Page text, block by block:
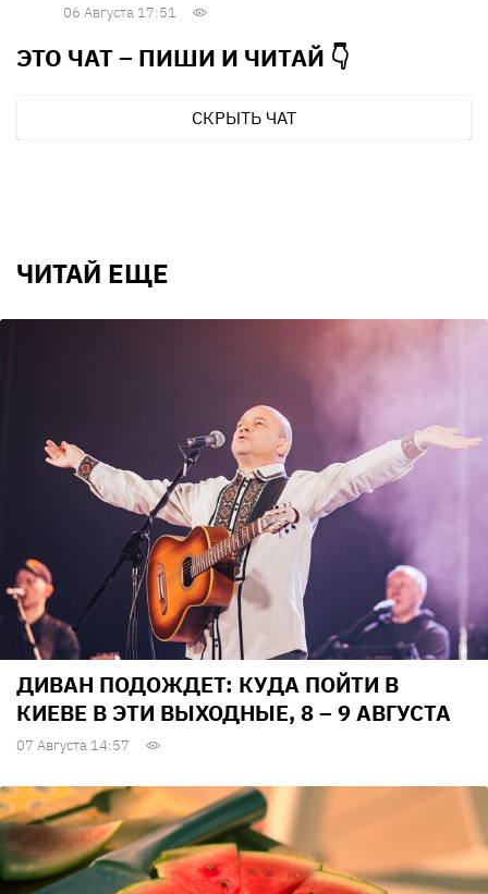
06 Августа 17:51
ЭТО ЧАТ – ПИШИ И ЧИТАЙ 👇
СКРЫТЬ ЧАТ
ЧИТАЙ ЕЩЕ
ДИВАН ПОДОЖДЕТ: КУДА ПОЙТИ В
КИЕВЕ В ЭТИ ВЫХОДНЫЕ, 8 – 9 АВГУСТА
07 Августа 14:57